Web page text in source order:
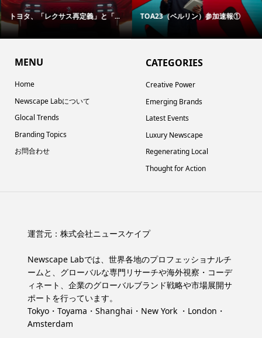
トヨタ、「レクサス再定義」と「... TOA23（ベルリン）参加速報①
MENU
Home
Newscape Labについて
Glocal Trends
Branding Topics
お問合わせ
CATEGORIES
Creative Power
Emerging Brands
Latest Events
Luxury Newscape
Regenerating Local
Thought for Action
運営元： 株式会社ニュースケイプ
Newscape Labでは、世界各地のプロフェッショナルチ
ームと、グローバルな専門リサーチや海外視察・コーデ
ィネート、企業のグローバルブランド戦略や市場展開サ
ポートを行っています。
Tokyo・Toyama・Shanghai・New York ・London・
Amsterdam